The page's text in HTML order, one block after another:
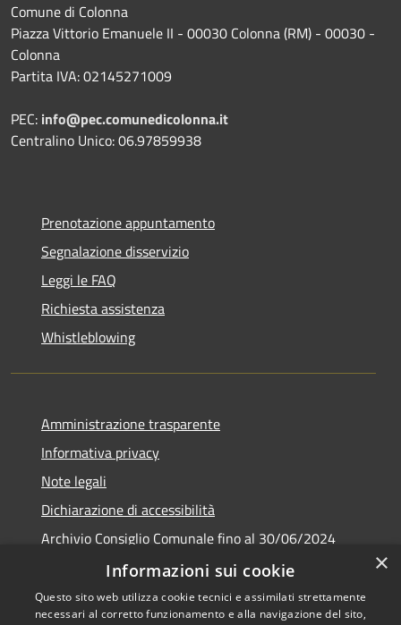
Comune di Colonna
Piazza Vittorio Emanuele II - 00030 Colonna (RM) - 00030 -
Colonna
Partita IVA: 02145271009
PEC: info@pec.comunedicolonna.it
Centralino Unico: 06.97859938
Prenotazione appuntamento
Segnalazione disservizio
Leggi le FAQ
Richiesta assistenza
Whistleblowing
Amministrazione trasparente
Informativa privacy
Note legali
Dichiarazione di accessibilità
Archivio Consiglio Comunale fino al 30/06/2024
Consiglio Comunale Online
×
Informazioni sui cookie
Questo sito web utilizza cookie tecnici e assimilati strettamente
necessari al corretto funzionamento e alla navigazione del sito,